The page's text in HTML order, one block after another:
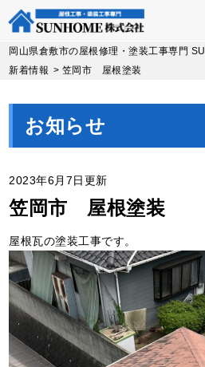
Skip岡山県倉敷市の屋根修理・塗装工事専門
新着情報 > 笠岡市 屋根塗装
お知らせ
2023年6月7日更新
笠岡市 屋根塗装
屋根瓦の塗装工事です。